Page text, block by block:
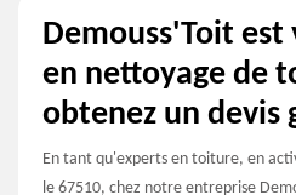
Demouss'Toit
en nettoyage de
obtenez un devis
En tant qu'experts en toiture, en
le 67510, chez notre entreprise